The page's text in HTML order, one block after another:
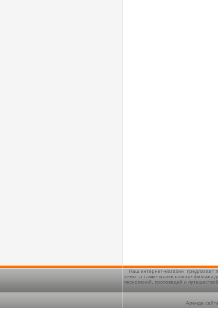
Наш интернет-магазин предлагает
темы, а также православные фильмы
песнопений, проповедей и
Аренда